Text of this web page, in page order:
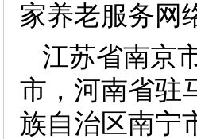
家养老服务网
江苏省南京
市，河南省驻
族自治区南宁